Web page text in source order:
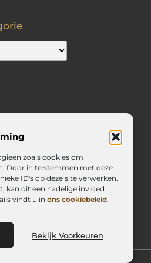
zoals cookies om
Door in te stemmen met deze
ID's op deze site verwerken.
kan dit een nadelige invloed
vindt u in ons cookiebeleid.
Bekijk Voorkeuren